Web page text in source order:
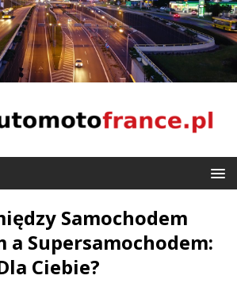
Samochodem
a Supersamochodem:
Ciebie?